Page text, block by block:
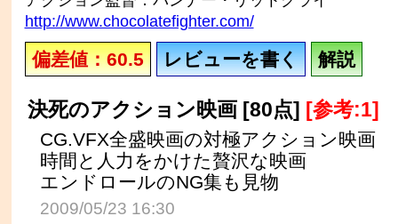
http://www.chocolatefighter.com/
偏差値：60.5 レビューを書く 解説
決死のアクション映画 [80点] [参考:1]
CG.VFX全盛映画の対極アクション映画
時間と人力をかけた贅沢な映画
エンドロールのNG集も見物
2009/05/23 16:30